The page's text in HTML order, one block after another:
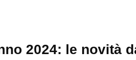
2024: le novità